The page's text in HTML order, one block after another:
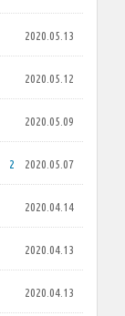
2020.05.13
2020.05.12
2020.05.09
2020.05.07
2
2020.04.14
2020.04.13
2020.04.13